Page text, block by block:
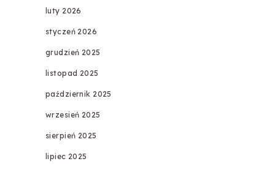
luty 2026
styczeń 2026
grudzień 2025
listopad 2025
październik 2025
wrzesień 2025
sierpień 2025
lipiec 2025